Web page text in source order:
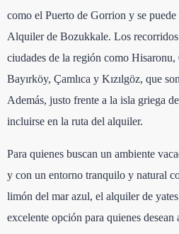
como el Puerto de Gorrion y se
Alquiler de Bozukkale. Los
ciudades de la región como
Bayırköy, Çamlıca y Kızılgöz, que
Además, justo frente a la isla griega
incluirse en la ruta del alquiler.
Para quienes buscan un ambiente
y con un entorno tranquilo y natural
limón del mar azul, el alquiler de
excelente opción para quienes